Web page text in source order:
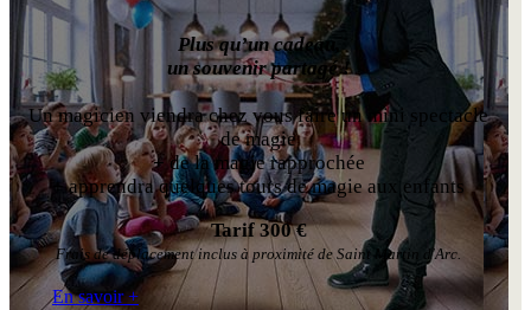
Plus qu’un cadeau,
un souvenir partagé !
Un magicien viendra chez vous faire un mini spectacle
de magie
+de la magie rapprochée
+apprendra quelques tours de magie aux enfants
Tarif 300 €
Frais de déplacement inclus à proximité de Saint Martin d'Arc.
En savoir +